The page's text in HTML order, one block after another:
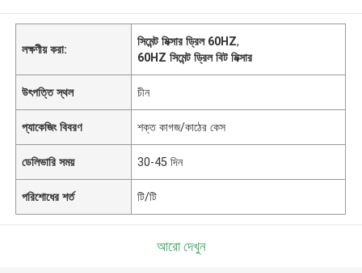
লক্ষণীয় করা:
সিমেন্ট মিক্সার ড্রিল 60HZ,
60HZ সিমেন্ট ড্রিল বিট মিক্সার
উৎপত্তি স্থল চীন
প্যাকেজিং বিবরণ শক্ত কাগজ/কাঠের কেস
ডেলিভারি সময় 30-45 দিন
পরিশোধের শর্ত টি/টি
আরো দেখুন